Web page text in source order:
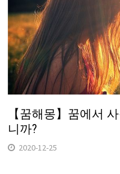
【꿈해몽】꿈에서
니까?
2020-12-25